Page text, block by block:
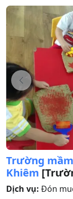
Trường
Khiêm
Dịch vụ: Đón